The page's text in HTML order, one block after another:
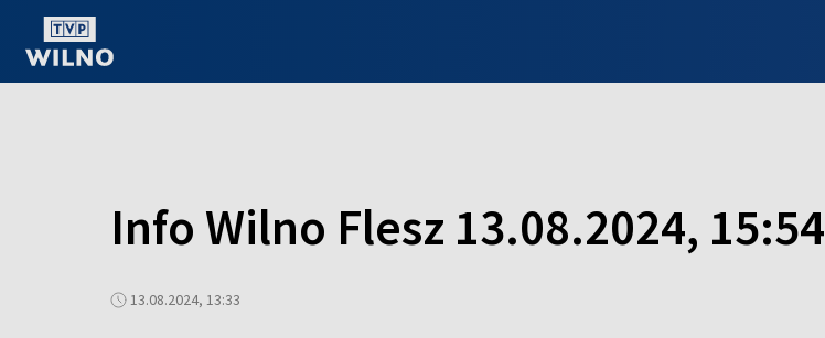
Info Wilno Flesz 13.08.2024, 15:54
13.08.2024, 13:33